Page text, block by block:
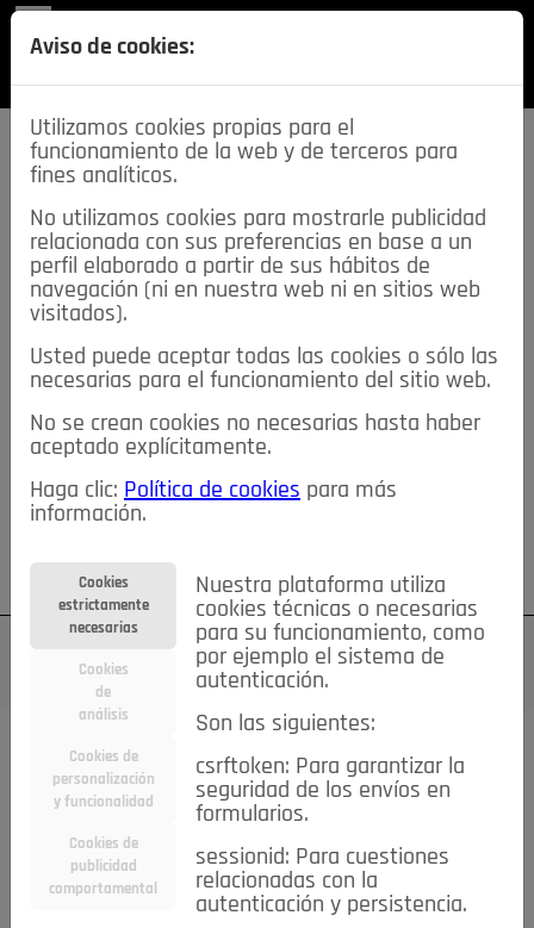
SECCIONES
descarga esta
REVISTA
≡NOTICIAS
NOTICIAS SERVICIOS DE INTERÉS
TABLÓN DE ANUNCIOS MIS ANUNCIOS CONTACTO
NOSOTROS
Su cuenta Regístrese ¿Olvidó su contraseña?
Todas las noticias..
#TePrestoMisOjos Caridad
Ciencia&Tecnología
Economía
Entretenimiento
Estilo de Vida
Internacional
Madrid Opinión IN
Pozuelo de Alarcón
Salud 🔴 En Directo
Aviso de cookies:
Utilizamos cookies propias para el
funcionamiento de la web y de terceros para
fines analíticos.
No utilizamos cookies para mostrarle publicidad
relacionada con sus preferencias en base a un
perfil elaborado a partir de sus hábitos de
navegación (ni en nuestra web ni en sitios web
visitados).
Usted puede aceptar todas las cookies o sólo las
necesarias para el funcionamiento del sitio web.
No se crean cookies no necesarias hasta haber
aceptado explícitamente.
Haga clic: Política de cookies para más
información.
Cookies
estrictamente
necesarias
Cookies
de
análisis
Cookies de
personalización
y funcionalidad
Cookies de
publicidad
comportamental
Nuestra plataforma utiliza
cookies técnicas o necesarias
para su funcionamiento, como
por ejemplo el sistema de
autenticación.
Son las siguientes:
csrftoken: Para garantizar la
seguridad de los envíos en
formularios.
sessionid: Para cuestiones
relacionadas con la
autenticación y persistencia.